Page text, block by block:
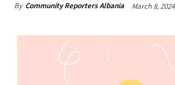
By Community Reporters Albania March 8, 2024